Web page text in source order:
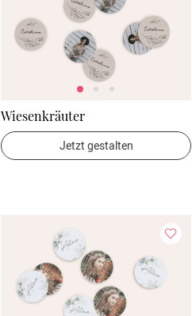
Wiesenkräuter
Jetzt gestalten